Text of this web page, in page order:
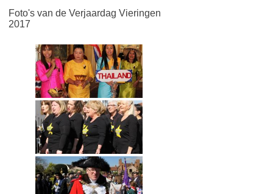
Foto's van de Verjaardag Vieringen
2017